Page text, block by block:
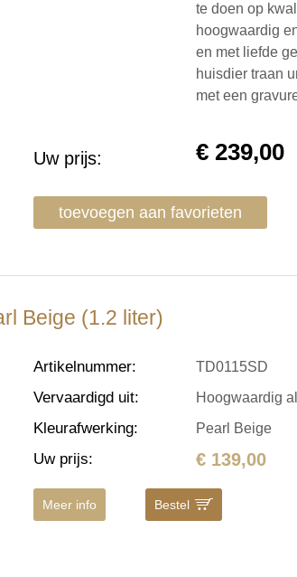
te doen op
hoogwaardig
en met liefde
huisdier traan
met een
Uw prijs: €239,00
toevoegen aan favorieten
Beige (1.2 liter)
Artikelnummer: TD0115SD
Vervaardigd uit: Hoogwaardig
Kleurafwerking: Pearl Beige
Uw prijs: € 139,00
Meer info Bestel